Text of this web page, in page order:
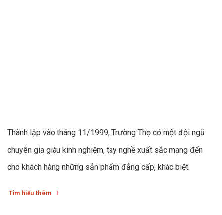
Thành lập vào tháng 11/1999, Trường Thọ có một đội ngũ
chuyên gia giàu kinh nghiệm, tay nghề xuất sắc mang đến
cho khách hàng những sản phẩm đẳng cấp, khác biệt.
Tìm hiểu thêm